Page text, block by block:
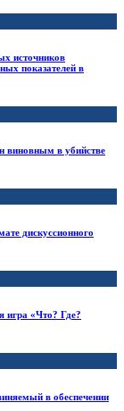
источников
показателей в
виновным в убийстве
дискуссионного
игра «Что? Где?
в обеспечении